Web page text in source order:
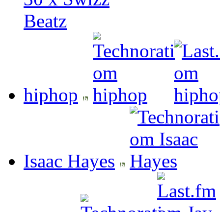
hiphop
Isaac Hayes